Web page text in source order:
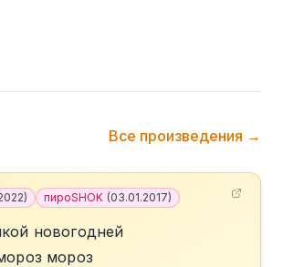
Все произведения →
) пироSHOK (03.01.2017)
новогодней
мороз